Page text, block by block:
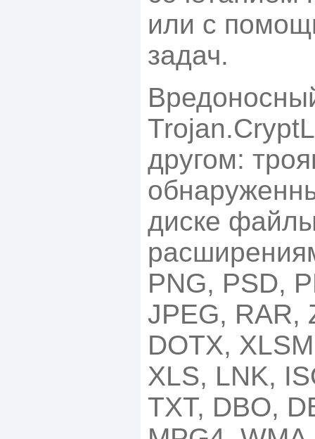
или с
задач.
другом:
диске
PNG, PSD,
JPEG, RAR,
DOTX,
XLS, LNK,
TXT, DBO,